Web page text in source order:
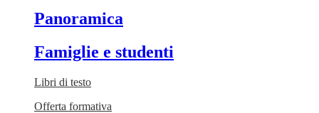
Panoramica
Famiglie e studenti
Libri di testo
Offerta formativa